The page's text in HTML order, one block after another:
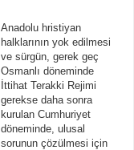
Anadolu hristiyan
halklarının yok edilmesi
ve sürgün, gerek geç
Osmanlı döneminde
İttihat Terakki Rejimi
gerekse daha sonra
kurulan Cumhuriyet
döneminde, ulusal
sorunun çözülmesi için